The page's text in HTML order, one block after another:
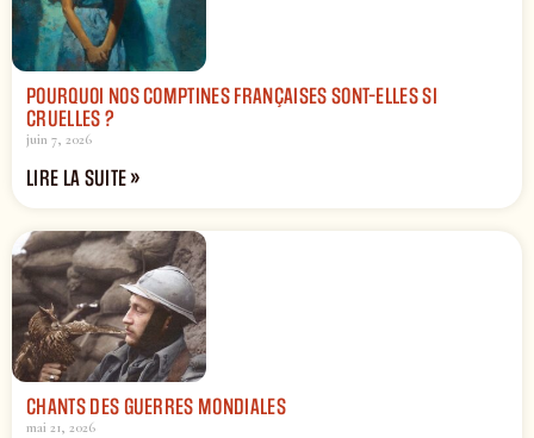
POURQUOI NOS COMPTINES FRANÇAISES SONT-ELLES SI
CRUELLES ?
juin 7, 2026
LIRE LA SUITE »
CHANTS DES GUERRES MONDIALES
mai 21, 2026